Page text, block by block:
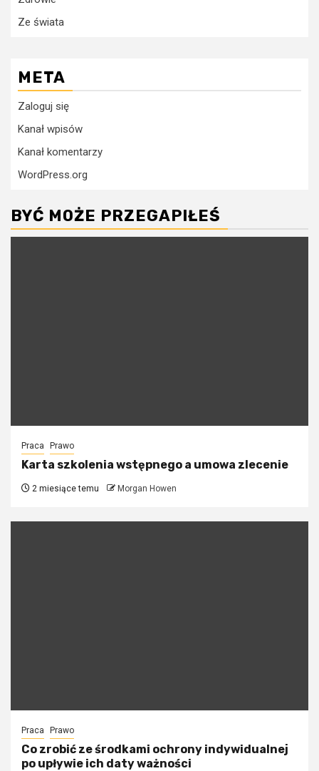
Ze świata
META
Zaloguj się
Kanał wpisów
Kanał komentarzy
WordPress.org
BYĆ MOŻE PRZEGAPIŁEŚ
Praca Prawo
Karta szkolenia wstępnego a umowa zlecenie
2 miesiące temu Morgan Howen
Praca Prawo
Co zrobić ze środkami ochrony indywidualnej
po upływie ich daty ważności